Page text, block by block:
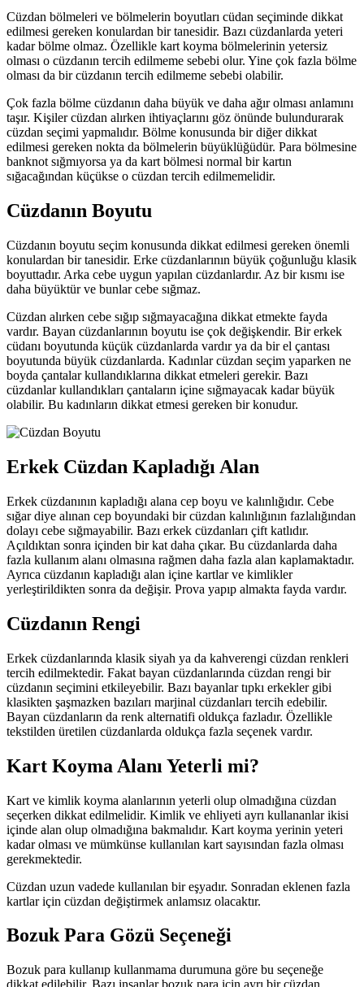
Cüzdan bölmeleri ve bölmelerin boyutları cüdan seçiminde dikkat
edilmesi gereken konulardan bir tanesidir. Bazı cüzdanlarda yeteri
kadar bölme olmaz. Özellikle kart koyma bölmelerinin yetersiz
olması o cüzdanın tercih edilmeme sebebi olur. Yine çok fazla bölme
olması da bir cüzdanın tercih edilmeme sebebi olabilir.
Çok fazla bölme cüzdanın daha büyük ve daha ağır olması anlamını
taşır. Kişiler cüzdan alırken ihtiyaçlarını göz önünde bulundurarak
cüzdan seçimi yapmalıdır. Bölme konusunda bir diğer dikkat
edilmesi gereken nokta da bölmelerin büyüklüğüdür. Para bölmesine
banknot sığmıyorsa ya da kart bölmesi normal bir kartın
sığacağından küçükse o cüzdan tercih edilmemelidir.
Cüzdanın Boyutu
Cüzdanın boyutu seçim konusunda dikkat edilmesi gereken önemli
konulardan bir tanesidir. Erke cüzdanlarının büyük çoğunluğu klasik
boyuttadır. Arka cebe uygun yapılan cüzdanlardır. Az bir kısmı ise
daha büyüktür ve bunlar cebe sığmaz.
Cüzdan alırken cebe sığıp sığmayacağına dikkat etmekte fayda
vardır. Bayan cüzdanlarının boyutu ise çok değişkendir. Bir erkek
cüdanı boyutunda küçük cüzdanlarda vardır ya da bir el çantası
boyutunda büyük cüzdanlarda. Kadınlar cüzdan seçim yaparken ne
boyda çantalar kullandıklarına dikkat etmeleri gerekir. Bazı
cüzdanlar kullandıkları çantaların içine sığmayacak kadar büyük
olabilir. Bu kadınların dikkat etmesi gereken bir konudur.
Erkek Cüzdan Kapladığı Alan
Erkek cüzdanının kapladığı alana cep boyu ve kalınlığıdır. Cebe
sığar diye alınan cep boyundaki bir cüzdan kalınlığının fazlalığından
dolayı cebe sığmayabilir. Bazı erkek cüzdanları çift katlıdır.
Açıldıktan sonra içinden bir kat daha çıkar. Bu cüzdanlarda daha
fazla kullanım alanı olmasına rağmen daha fazla alan kaplamaktadır.
Ayrıca cüzdanın kapladığı alan içine kartlar ve kimlikler
yerleştirildikten sonra da değişir. Prova yapıp almakta fayda vardır.
Cüzdanın Rengi
Erkek cüzdanlarında klasik siyah ya da kahverengi cüzdan renkleri
tercih edilmektedir. Fakat bayan cüzdanlarında cüzdan rengi bir
cüzdanın seçimini etkileyebilir. Bazı bayanlar tıpkı erkekler gibi
klasikten şaşmazken bazıları marjinal cüzdanları tercih edebilir.
Bayan cüzdanların da renk alternatifi oldukça fazladır. Özellikle
tekstilden üretilen cüzdanlarda oldukça fazla seçenek vardır.
Kart Koyma Alanı Yeterli mi?
Kart ve kimlik koyma alanlarının yeterli olup olmadığına cüzdan
seçerken dikkat edilmelidir. Kimlik ve ehliyeti ayrı kullananlar ikisi
içinde alan olup olmadığına bakmalıdır. Kart koyma yerinin yeteri
kadar olması ve mümkünse kullanılan kart sayısından fazla olması
gerekmektedir.
Cüzdan uzun vadede kullanılan bir eşyadır. Sonradan eklenen fazla
kartlar için cüzdan değiştirmek anlamsız olacaktır.
Bozuk Para Gözü Seçeneği
Bozuk para kullanıp kullanmama durumuna göre bu seçeneğe